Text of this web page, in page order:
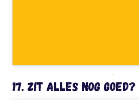
.
17. Zit alles nog goed?